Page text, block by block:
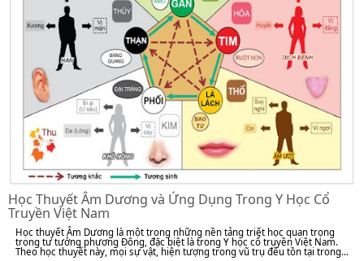
Học Thuyết Âm Dương và Ứng Dụng Trong Y Học Cổ
Truyền Việt Nam
Học thuyết Âm Dương là một trong những nền tảng triết học quan trọng
trong tư tưởng phương Đông, đặc biệt là trong Y học cổ truyền Việt Nam.
Theo học thuyết này, mọi sự vật, hiện tượng trong vũ trụ đều tồn tại trong...